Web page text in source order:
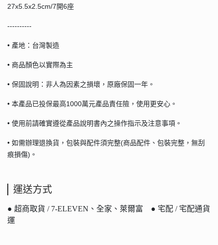
27x5.5x2.5cm/7開6座
----------
• 產地：台灣製造
• 商品顏色以實際為主
• 保固說明：非人為因素之損壞，原廠保固一年。
• 本產品已投保最高1000萬元產品責任險，使用更安心。
• 使用前請確實遵從產品說明書內之操作指示及注意事項。
• 如需辦理退換貨，包裝與配件須完整(商品配件、包裝完整，無刮
痕損傷)。
運送方式
● 超商取貨 / 7-ELEVEN、全家、萊爾富 ● 宅配 / 宅配通貨
運